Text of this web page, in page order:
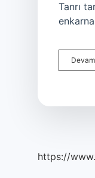
Tanrı
https://